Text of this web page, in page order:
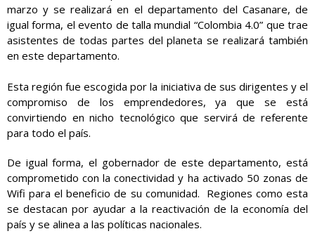
marzo y se realizará en el departamento del Casanare, de
igual forma, el evento de talla mundial “Colombia 4.0” que trae
asistentes de todas partes del planeta se realizará también
en este departamento.
Esta región fue escogida por la iniciativa de sus dirigentes y el
compromiso de los emprendedores, ya que se está
convirtiendo en nicho tecnológico que servirá de referente
para todo el país.
De igual forma, el gobernador de este departamento, está
comprometido con la conectividad y ha activado 50 zonas de
Wifi para el beneficio de su comunidad. Regiones como esta
se destacan por ayudar a la reactivación de la economía del
país y se alinea a las políticas nacionales.